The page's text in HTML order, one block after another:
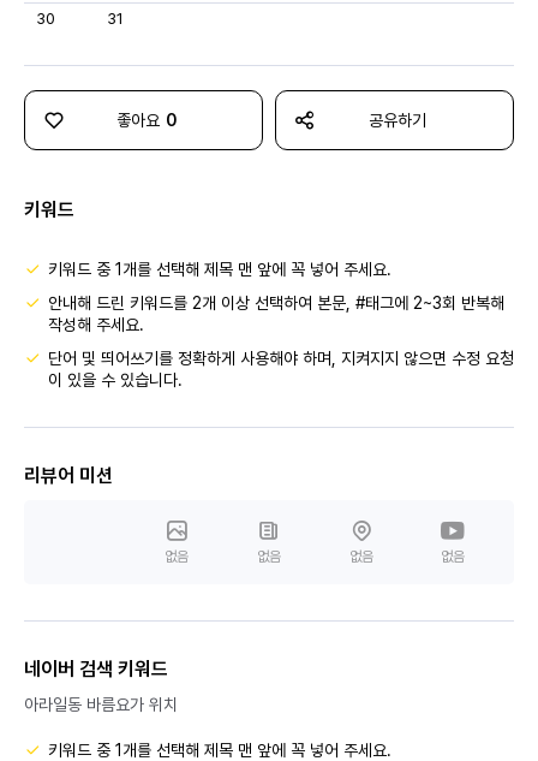
30 31
좋아요 0 공유하기
키워드
키워드 중 1개를 선택해 제목 맨 앞에 꼭 넣어 주세요.
안내해 드린 키워드를 2개 이상 선택하여 본문, #태그에 2~3회 반복해
작성해 주세요.
단어 및 띄어쓰기를 정확하게 사용해야 하며, 지켜지지 않으면 수정 요청
이 있을 수 있습니다.
리뷰어 미션
없음 없음 없음 없음
네이버 검색 키워드
아라일동 바름요가 위치
키워드 중 1개를 선택해 제목 맨 앞에 꼭 넣어 주세요.